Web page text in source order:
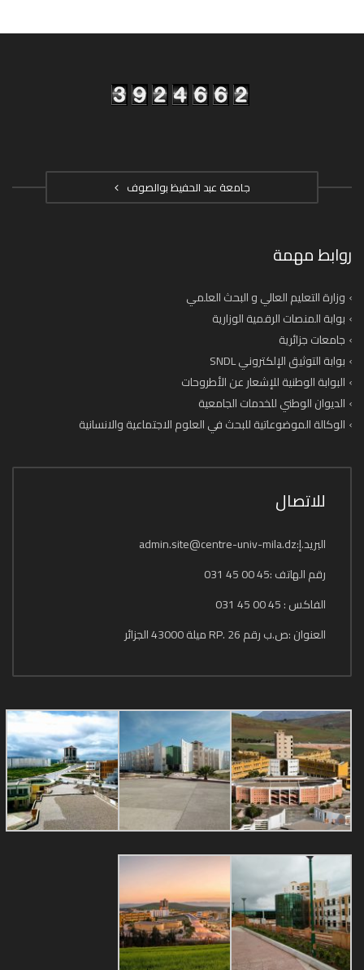
جامعة عبد الحفيظ بوالصوف
روابط مهمة
وزارة التعليم العالي و البحث العلمي
بوابة المنصات الرقمية الوزارية
جامعات جزائرية
بوابة التوثيق الإلكتروني SNDL
البوابة الوطنية للإشعار عن الأطروحات
الديوان الوطني للخدمات الجامعية
الوكالة الموضوعاتية للبحث في العلوم الاجتماعية والانسانية
للاتصال
البريد.إ:admin.site@centre-univ-mila.dz
رقم الهاتف :45 00 45 031
الفاكس : 45 00 45 031
العنوان :ص.ب رقم 26 .RP ميلة 43000 الجزائر